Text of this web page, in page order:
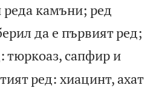
камъни; ред
да е първият ред;
тюркоаз, сапфир и
ред: хиацинт, ахат